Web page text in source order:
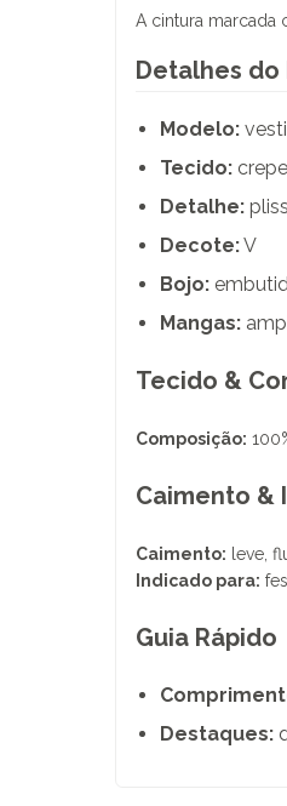
A cintura marcada
Detalhes do
Modelo:
Tecido: crepe
Detalhe:
Decote:V
Bojo:
Mangas:
Tecido &
Composição:
Caimento &
Caimento: leve,
Indicado para:
Guia Rápido
Destaques: